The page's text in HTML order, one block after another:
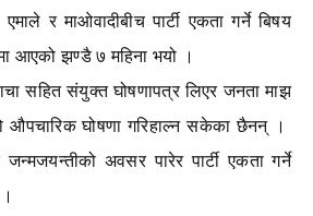
र माओवादीबीच पार्टी एकता गर्ने बिषय
आएको झण्डै ७ महिना भयो ।
सहित संयुक्त घोषणापत्र लिएर जनता माझ
घोषणा गरिहाल्न सकेका छैनन् ।
अवसर पारेर पार्टी एकता गर्ने